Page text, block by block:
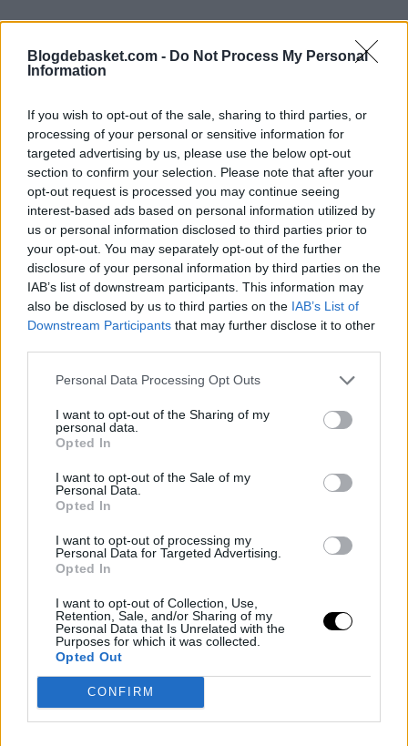
Blogdebasket.com - Do Not Process My Personal
Information
If you wish to opt-out of the sale, sharing to third parties, or
processing of your personal or sensitive information for
targeted advertising by us, please use the below opt-out
section to confirm your selection. Please note that after your
opt-out request is processed you may continue seeing
interest-based ads based on personal information utilized by
us or personal information disclosed to third parties prior to
your opt-out. You may separately opt-out of the further
disclosure of your personal information by third parties on the
IAB’s list of downstream participants. This information may
also be disclosed by us to third parties on the IAB’s List of
Downstream Participants that may further disclose it to other
Personal Data Processing Opt Outs
I want to opt-out of the Sharing of my
personal data.
Opted In
I want to opt-out of the Sale of my
Personal Data.
Opted In
I want to opt-out of processing my
Personal Data for Targeted Advertising.
Opted In
I want to opt-out of Collection, Use,
Retention, Sale, and/or Sharing of my
Personal Data that Is Unrelated with the
Purposes for which it was collected.
Opted Out
CONFIRM
"Yo ni siquiera sé qué decir, la verdad. Es una locura"
admitió el técnico tras el triunfo ante los Spurs.
"Primerocompartir vestuario con jugadores como
Michael [Jordan], Scottie [Pippen] y Dennis [Rodman] y
jugar para Phil [Jackson], y luego, venir aquí y volver a
revivir todo aquello junto a Steph, Klay, Draymond y
Andreen mi primera experiencia como entrenador...es
increíble."
Por otro lado, Kerr admitió que para él
significaron más
las 72 victorias logradas con Chicago
condición de protagonista partícipe en las mismas.
jugadores hablan y piensan en ello en todo momento...
realizado. Son ellos los que juegan."
Ahora, solo un triunfo más separa a Kerr y sus Warriors
una de las mayores gestas colectivas de la
historia de la NBA.